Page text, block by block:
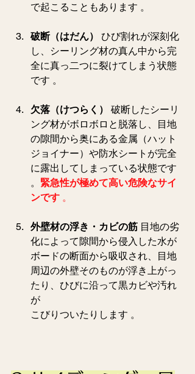
で起こることもあります 。
破断（はだん）
ひび割れが深刻化
し、シーリング材の真ん中から完
全に真っ二つに裂けてしまう状態
です 。
欠落（けつらく）
破断したシーリ
ング材がボロボロと脱落し、目地
の隙間から奥にある金属（ハット
ジョイナー）や防水シートが完全
に露出してしまっている状態です
。 緊急性が極めて高い危険なサイ
ンです 。
外壁材の浮き・カビの筋 目地の劣
化によって隙間から侵入した水が
ボードの断面から吸収され、目地
周辺の外壁そのものが浮き上がっ
たり、ひびに沿って黒カビや汚れ
が
こびりついたりします 。